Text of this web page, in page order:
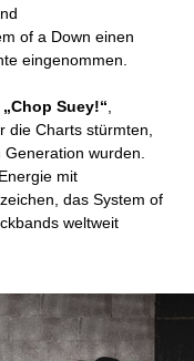
of a Down einen
eingenommen.
„Chop Suey!“
die Charts stürmten,
wurden.
mit
das System of
weltweit